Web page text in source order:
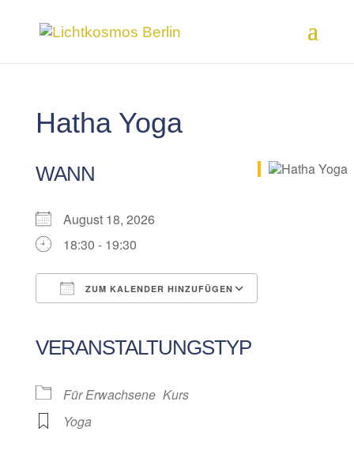
Hatha Yoga
WANN
August 18, 2026
18:30 - 19:30
ZUM KALENDER HINZUFÜGEN
VERANSTALTUNGSTYP
Für Erwachsene Kurs
Yoga